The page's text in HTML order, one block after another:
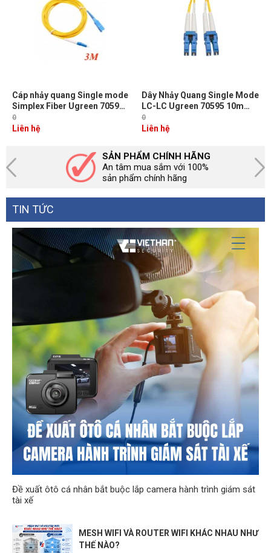
Cáp nhảy quang Single mode
Simplex Fiber Ugreen 70596
Dài 3M đầu LC-SC Màu Vàng
NW217
0
Liên hệ
Dây Nhảy Quang Single Mode
LC-LC Ugreen 70595 10m
Chuẩn UPC, Bước Sóng
1310/1550nm
0
Liên hệ
SẢN PHẨM CHÍNH HÃNG
An tâm mua sắm với 100%
sản phẩm chính hãng
TIN TỨC
Đề xuất ôtô cá nhân bắt buộc lắp camera hành trình giám sát
tài xế
MESH WIFI VÀ ROUTER WIFI KHÁC NHAU NHƯ
THẾ NÀO?